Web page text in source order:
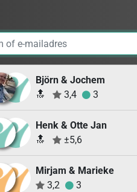
Björn & Jochem
🔝
3,4 3
Henk & Otte Jan
🔝
±5,6
Mirjam & Marieke
3,2
3